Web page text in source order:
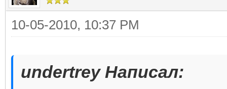
10-05-2010, 10:37 PM
undertrey Написал: